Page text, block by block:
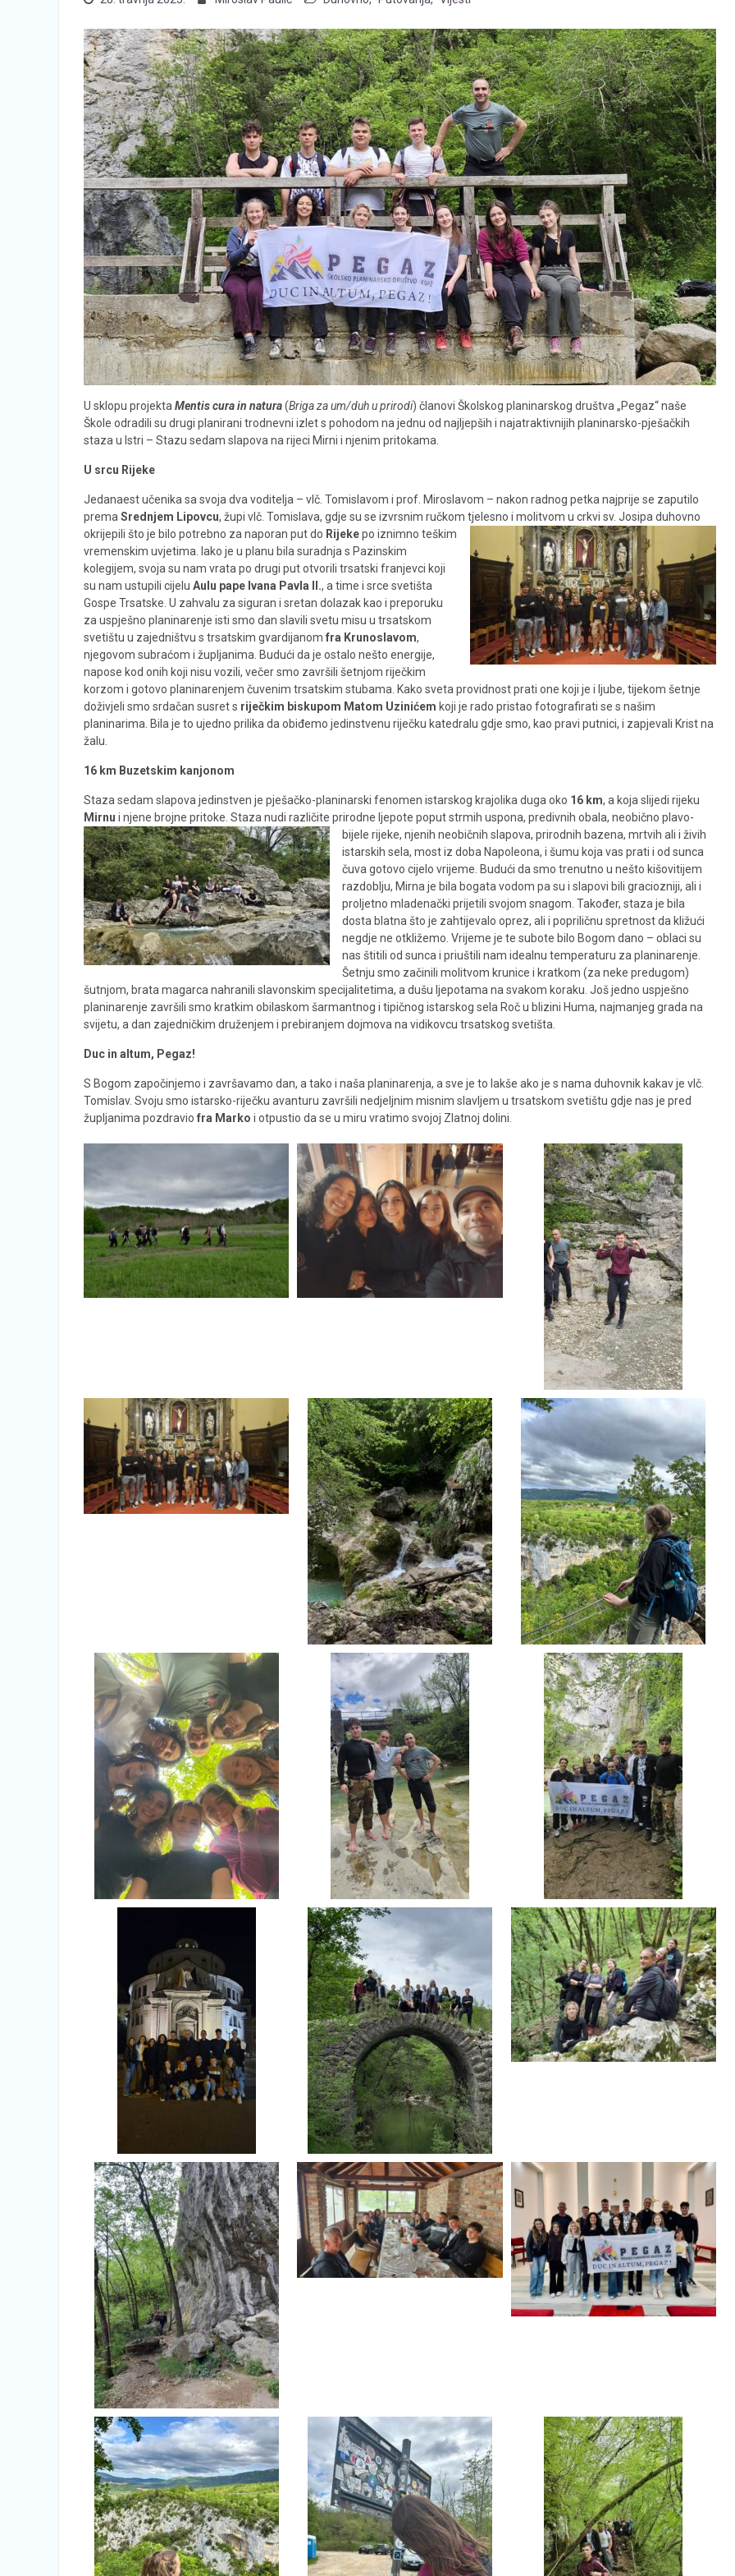
U sklopu projektaMentis cura in natura(Briga za um/duh u prirodi) članovi Školskog planinarskog društva „Pegaz“ naše
Škole odradili su drugi planirani trodnevni izlet s pohodom na jednu od najljepših i najatraktivnijih planinarsko-pješačkih
staza u Istri – Stazu sedam slapova na rijeci Mirni i njenim pritokama.
U srcu Rijeke
Jedanaest učenika sa svoja dva voditelja – vlč. Tomislavom i prof. Miroslavom – nakon radnog petka najprije se zaputilo
premaSrednjem Lipovcu, župi vlč. Tomislava, gdje su se izvrsnim ručkom tjelesno i molitvom u crkvi sv. Josipa duhovno
okrijepili što je bilo potrebno zanaporan put do Rijekepo iznimno teškim
vremenskim uvjetima. Iako je u planu bila suradnja s Pazinskim
kolegijem, svoja su nam vrata po drugi put otvorili trsatski franjevci koji
su nam ustupili cijelu Aulu pape Ivana Pavla II., a time i srce svetišta
Gospe Trsatske. U zahvalu za siguran i sretan dolazak kao i preporuku
za uspješno planinarenje isti smo dan slavili svetu misu u trsatskom
svetištu u zajedništvu s trsatskim gvardijanom fra Krunoslavom,
njegovom subraćom i župljanima. Budući da je ostalo nešto energije,
napose kod onih koji nisu vozili, večer smo završili šetnjom riječkim
korzom i gotovo planinarenjem čuvenim trsatskim stubama. Kako sveta providnost prati one koji je i ljube, tijekom šetnje
doživjeli smo srdačan susret s riječkim biskupom Matom Uzinićem koji je rado pristao fotografirati se s našim
planinarima. Bila je to ujedno prilika da obiđemo jedinstvenu riječku katedralu gdje smo, kao pravi putnici, i zapjevali Krist na
žalu.
16 km Buzetskim kanjonom
Staza sedam slapova jedinstven je pješačko-planinarski fenomen istarskog krajolika duga oko 16 km, a koja slijedi rijeku
Mirnu i njene brojne pritoke. Staza nudi različite prirodne ljepote poput strmih uspona, predivnih obala, neobično plavo-
bijele rijeke, njenih neobičnih slapova, prirodnih bazena, mrtvih ali i živih
istarskih sela, most iz doba Napoleona, i šumu koja vas prati i od sunca
čuva gotovo cijelo vrijeme. Budući da smo trenutno u nešto kišovitijem
razdoblju, Mirna je bila bogata vodom pa su i slapovi bili graciozniji, ali i
proljetno mladenački prijetili svojom snagom. Također, staza je bila
dosta blatna što je zahtijevalo oprez, ali i popriličnu spretnost da kližući
negdje ne otkližemo. Vrijeme je te subote bilo Bogom dano – oblaci su
nas štitili od sunca i priuštili nam idealnu temperaturu za planinarenje.
Šetnju smo začinili molitvom krunice i kratkom (za neke predugom)
šutnjom, brata magarca nahranili slavonskim specijalitetima, a dušu ljepotama na svakom koraku. Još jedno uspješno
planinarenje završili smo kratkim obilaskom šarmantnog i tipičnog istarskog sela Roč u blizini Huma, najmanjeg grada na
svijetu, a dan zajedničkim druženjem i prebiranjem dojmova na vidikovcu trsatskog svetišta.
Duc in altum, Pegaz!
S Bogom započinjemo i završavamo dan, a tako i naša planinarenja, a sve je to lakše ako je s nama duhovnik kakav je vlč.
Tomislav. Svoju smo istarsko-riječku avanturu završili nedjeljnim misnim slavljem u trsatskom svetištu gdje nas je pred
župljanima pozdravio fra Marko i otpustio da se u miru vratimo svojoj Zlatnoj dolini.